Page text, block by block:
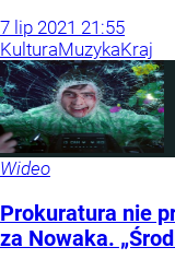
7 lip 2021 21:55
KulturaMuzykaKraj
Wideo
Prokuratura nie
za Nowaka.